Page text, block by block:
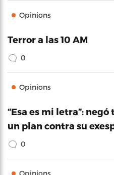
Opinions
Terror a las 10 AM
0
Opinions
“Esa es mi letra”:
un plan contra su
0